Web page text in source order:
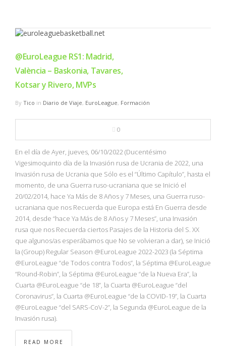
@EuroLeague RS1: Madrid,
València – Baskonia, Tavares,
Kotsar y Rivero, MVPs
By Tico in Diario de Viaje, EuroLeague, Formación
0
En el día de Ayer, jueves, 06/10/2022 (Ducentésimo
Vigesimoquinto día de la Invasión rusa de Ucrania de 2022, una
Invasión rusa de Ucrania que Sólo es el “Último Capítulo”, hasta el
momento, de una Guerra ruso-ucraniana que se Inició el
20/02/2014, hace Ya Más de 8 Años y 7 Meses, una Guerra ruso-
ucraniana que nos Recuerda que Europa está En Guerra desde
2014, desde “hace Ya Más de 8 Años y 7 Meses”, una Invasión
rusa que nos Recuerda ciertos Pasajes de la Historia del S. XX
que algunos/as esperábamos que No se volvieran a dar), se Inició
la (Group) Regular Season @EuroLeague 2022-2023 (la Séptima
@EuroLeague “de Todos contra Todos”, la Séptima @EuroLeague
“Round-Robin”, la Séptima @EuroLeague “de la Nueva Era”, la
Cuarta @EuroLeague “de 18”, la Cuarta @EuroLeague “del
Coronavirus”, la Cuarta @EuroLeague “de la COVID-19”, la Cuarta
@EuroLeague “del SARS-CoV-2”, la Segunda @EuroLeague de la
Invasión rusa).
READ MORE